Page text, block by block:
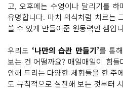
고, 오후에는 수영이나 달리기를
유명합니다. 마치 의식처럼 치르는
쓸 수 있게 만들어준 원동력인 셈입
우리도 ‘나만의 습관 만들기’를 통
보는 건 어떨까요? 매일매일이 힘
안해 드리는 다양한 체험들을 한 주
도 규칙적으로 실천해 보는 것부터